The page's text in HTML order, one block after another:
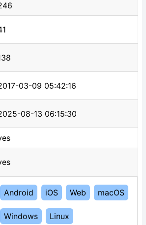
03-09 05:42:16
08-13 06:15:30
Android iOS Web macOS
Windows Linux